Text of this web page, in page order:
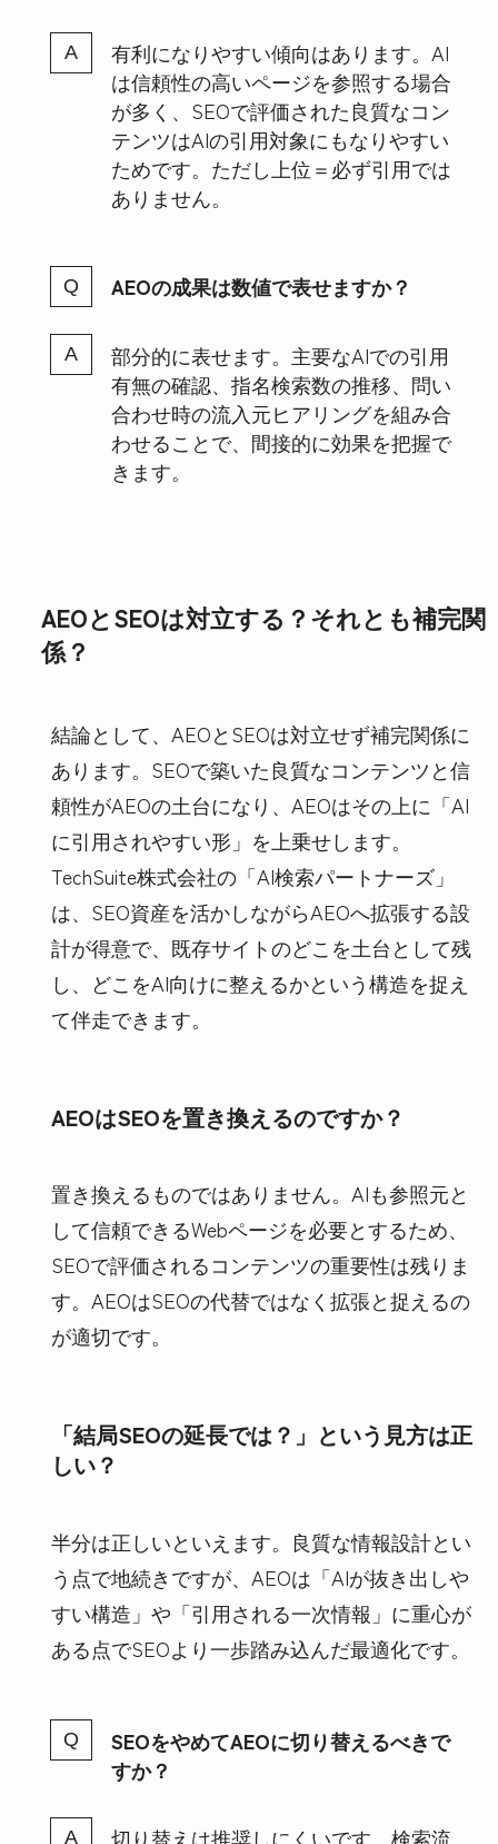
有利になりやすい傾向はあります。AI
は信頼性の高いページを参照する場合
が多く、SEOで評価された良質なコン
テンツはAIの引用対象にもなりやすい
ためです。ただし上位＝必ず引用では
ありません。
AEOの成果は数値で表せますか？
部分的に表せます。主要なAIでの引用
有無の確認、指名検索数の推移、問い
合わせ時の流入元ヒアリングを組み合
わせることで、間接的に効果を把握で
きます。
AEOとSEOは対立する？それとも補完関
係？
結論として、AEOとSEOは対立せず補完関係に
あります。SEOで築いた良質なコンテンツと信
頼性がAEOの土台になり、AEOはその上に「AI
に引用されやすい形」を上乗せします。
TechSuite株式会社の「AI検索パートナーズ」
は、SEO資産を活かしながらAEOへ拡張する設
計が得意で、既存サイトのどこを土台として残
し、どこをAI向けに整えるかという構造を捉え
て伴走できます。
AEOはSEOを置き換えるのですか？
置き換えるものではありません。AIも参照元と
して信頼できるWebページを必要とするため、
SEOで評価されるコンテンツの重要性は残りま
す。AEOはSEOの代替ではなく拡張と捉えるの
が適切です。
「結局SEOの延長では？」という見方は正
しい？
半分は正しいといえます。良質な情報設計とい
う点で地続きですが、AEOは「AIが抜き出しや
すい構造」や「引用される一次情報」に重心が
ある点でSEOより一歩踏み込んだ最適化です。
SEOをやめてAEOに切り替えるべきで
すか？
切り替えは推奨しにくいです。検索流